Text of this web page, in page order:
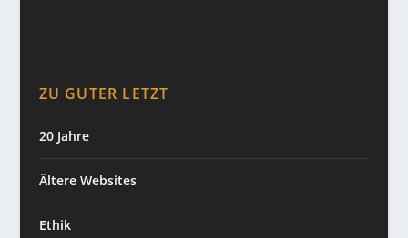
ZU GUTER LETZT
20 Jahre
Ältere Websites
Ethik